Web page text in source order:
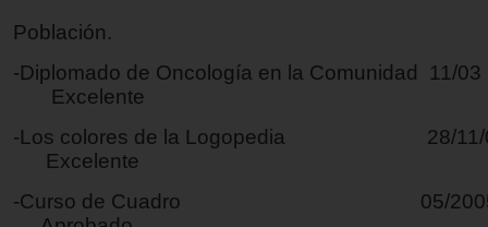
Población.
-Diplomado de Oncología en la Comunidad
Excelente
-Los colores de la Logopedia 28/
Excelente
-Curso de Cuadro 05/